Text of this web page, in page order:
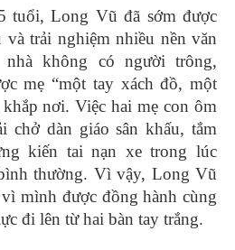
Long Vũ đã sớm được
trải nghiệm nhiều nền văn
không có người trông,
mẹ “một tay xách đồ, một
nơi. Việc hai mẹ con ôm
chở dàn giáo sân khấu, tắm
kiến tai nạn xe trong lúc
thường. Vì vậy, Long Vũ
mình được đồng hành cùng
đi lên từ hai bàn tay trắng.